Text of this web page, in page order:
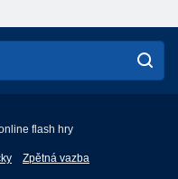
flash hry
Zpětná vazba